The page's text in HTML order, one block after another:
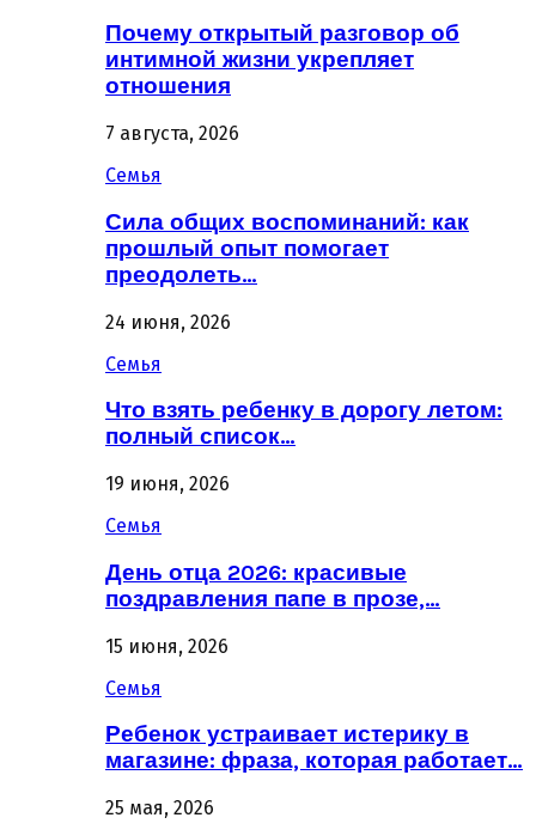
Почему открытый разговор об
интимной жизни укрепляет
отношения
7 августа, 2026
Семья
Сила общих воспоминаний: как
прошлый опыт помогает
преодолеть…
24 июня, 2026
Семья
Что взять ребенку в дорогу летом:
полный список…
19 июня, 2026
Семья
День отца 2026: красивые
поздравления папе в прозе,…
15 июня, 2026
Семья
Ребенок устраивает истерику в
магазине: фраза, которая работает…
25 мая, 2026